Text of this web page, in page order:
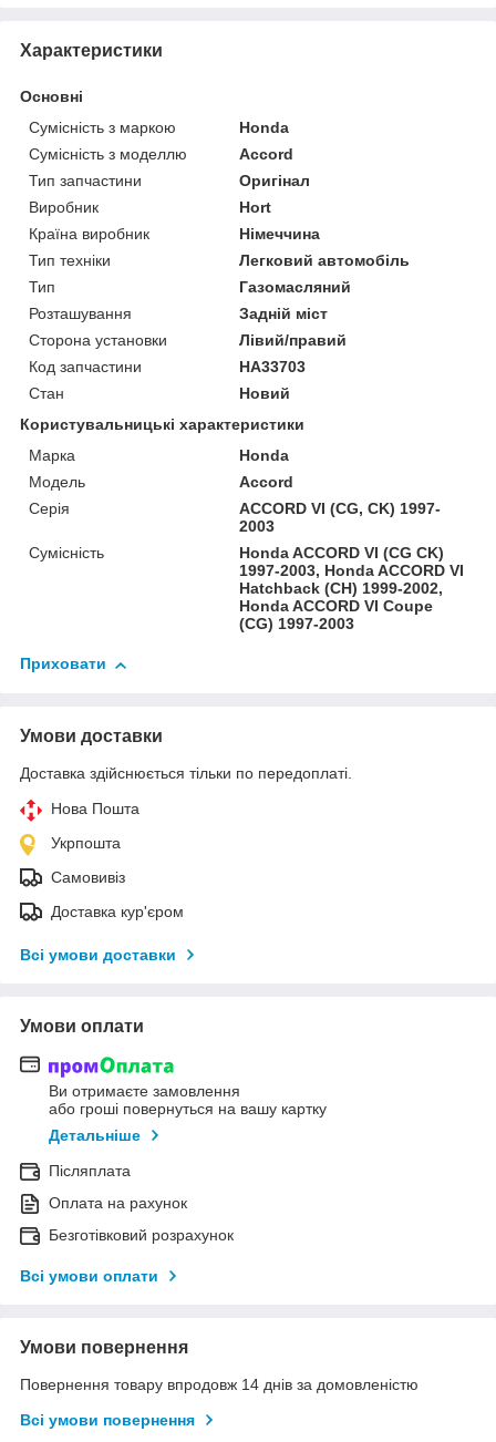
Характеристики
Основні
Сумісність з маркою
Honda
Сумісність з моделлю
Accord
Тип запчастини
Оригінал
Виробник
Hort
Країна виробник
Німеччина
Тип техніки
Легковий автомобіль
Тип
Газомасляний
Розташування
Задній міст
Сторона установки
Лівий/правий
Код запчастини
HA33703
Стан
Новий
Користувальницькі характеристики
Марка
Honda
Модель
Accord
Серія
ACCORD VI (CG, CK) 1997-
2003
Сумісність
Honda ACCORD VI (CG CK)
1997-2003, Honda ACCORD VI
Hatchback (CH) 1999-2002,
Honda ACCORD VI Coupe
(CG) 1997-2003
Приховати
Умови доставки
Доставка здійснюється тільки по передоплаті.
Нова Пошта
Укрпошта
Самовивіз
Доставка кур'єром
Всі умови доставки
Умови оплати
Ви отримаєте замовлення
або гроші повернуться на вашу картку
Детальніше
Післяплата
Оплата на рахунок
Безготівковий розрахунок
Всі умови оплати
Умови повернення
Повернення товару впродовж 14 днів за домовленістю
Всі умови повернення